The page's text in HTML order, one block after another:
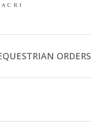
ORDERS